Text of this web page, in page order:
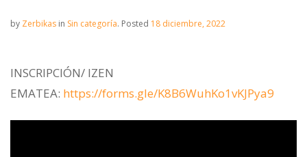
by Zerbikas in Sin categoría. Posted 18 diciembre, 2022
INSCRIPCIÓN/ IZEN
EMATEA: https://forms.gle/K8B6WuhKo1vKJPya9